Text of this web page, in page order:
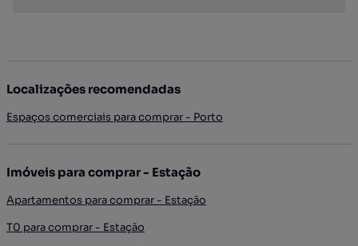
Localizações recomendadas
Espaços comerciais para comprar - Porto
Imóveis para comprar - Estação
Apartamentos para comprar - Estação
T0 para comprar - Estação